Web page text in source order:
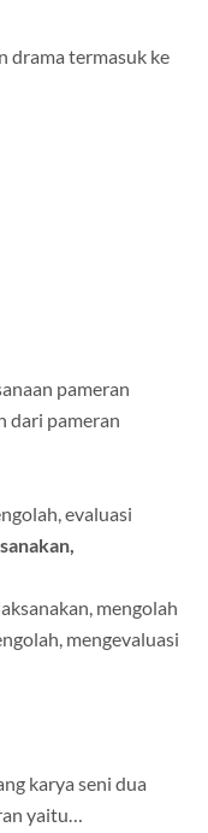
drama termasuk ke
pameran
dari pameran
evaluasi
mengolah
mengevaluasi
karya seni dua
yaitu…